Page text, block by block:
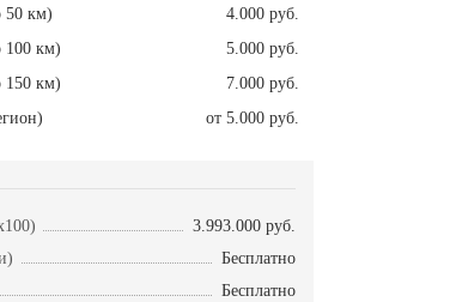
км)
4.000 руб.
км)
5.000 руб.
км)
7.000 руб.
от 5.000 руб.
3.993.000 руб.
Бесплатно
Бесплатно